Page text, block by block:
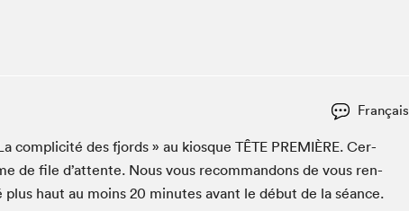
Le Salon dans ta classe
Liseur Public
Matinées scolaires Hydro-Québec
Français
com­plic­ité des fjords » au kiosque TÊTE PRE­MIÈRE. Cer­
de file d’at­tente. Nous vous recom­man­dons de vous ren­
plus haut au moins 20 min­utes avant le début de la séance.